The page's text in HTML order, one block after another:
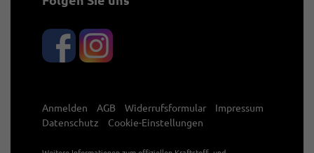
Anmelden AGB Widerrufsformular
Impressum
Datenschutz
Cookie-Einstellungen